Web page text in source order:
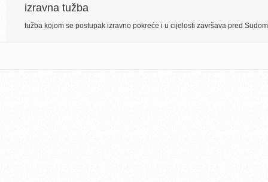
izravna tužba
tužba kojom se postupak izravno pokreće i u cijelosti završava pred